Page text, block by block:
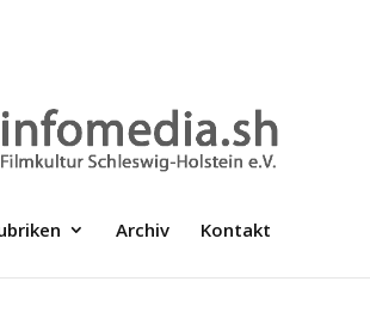
Archiv Kontakt